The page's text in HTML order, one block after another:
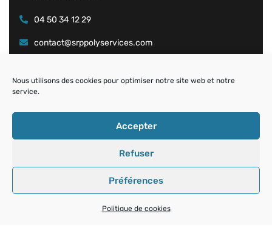
Nous utilisons des cookies pour optimiser notre site web et notre
service.
Accepter
Refuser
Préférences
Politique de cookies
04 50 34 12 29
contact@srppolyservices.com
Navigation
Qui sommes-nous ?
Travailler chez SRP Polyservices
Politique de cookies (UE)
2021 © SRP Polyservices – Tous droits réservés.